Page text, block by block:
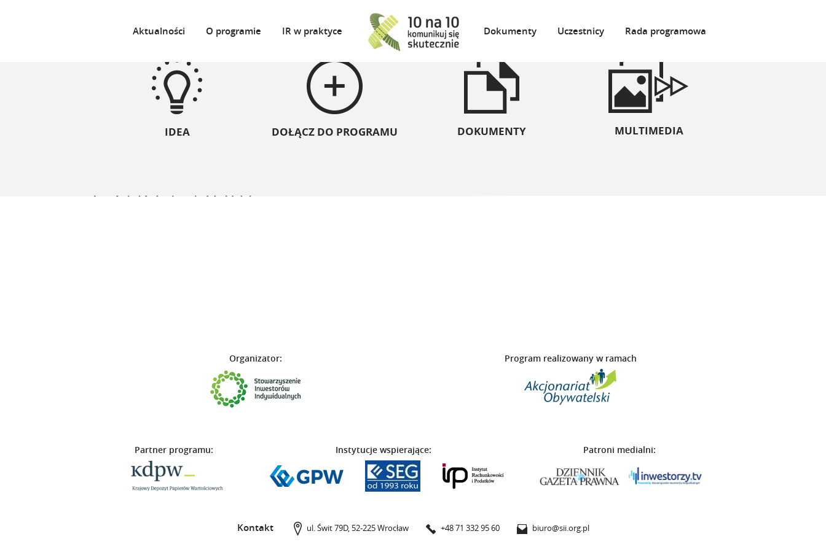
Aktualności O programie IR w praktyce Dokumenty Uczestnicy Rada programowa
IDEA DOŁĄCZ DO PROGRAMU DOKUMENTY MULTIMEDIA
Grupa azoty
Organizator: Program realizowany w ramach
Partner programu: Instytucje wspierające: Patroni medialni:
Kontakt ul. Świt 79D, 52-225 Wrocław +48 71 332 95 60 biuro@sii.org.pl